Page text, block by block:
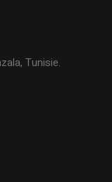
Tunisie.